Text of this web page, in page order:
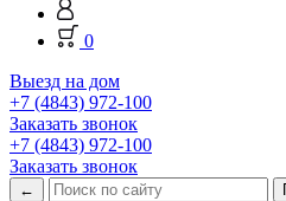
0
Выезд на дом
+7 (4843) 972-100
Заказать звонок
+7 (4843) 972-100
Заказать звонок
←